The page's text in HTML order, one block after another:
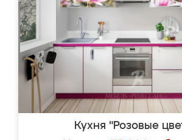
Кухня "Розовые